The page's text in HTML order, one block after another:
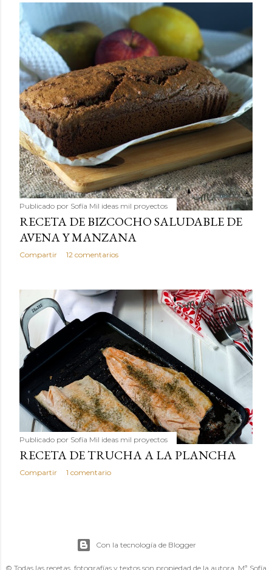
Publicado por Sofía Mil ideas mil proyectos
RECETA DE BIZCOCHO SALUDABLE DE
AVENA Y MANZANA
Compartir 12 comentarios
Publicado por Sofía Mil ideas mil proyectos
RECETA DE TRUCHA A LA PLANCHA
Compartir 1 comentario
Con la tecnología de Blogger
© Todas las recetas, fotografías y textos son propiedad de la autora, Mª Sofía